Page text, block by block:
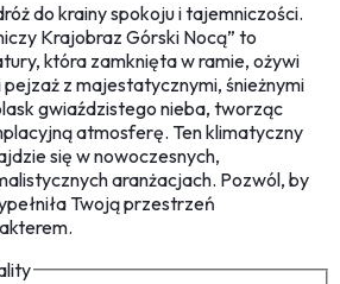
do krainy spokoju i tajemniczości.
Krajobraz Górski Nocą” to
która zamknięta w ramie, ożywi
z majestatycznymi, śnieżnymi
gwiaździstego nieba, tworząc
atmosferę. Ten klimatyczny
się w nowoczesnych,
aranżacjach. Pozwól, by
Twoją przestrzeń